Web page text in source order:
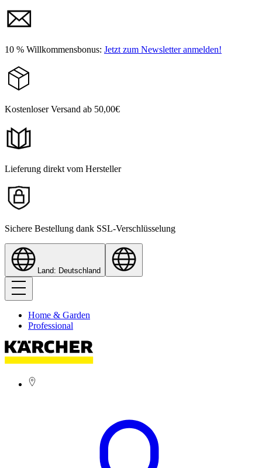
10 % Willkommensbonus: Jetzt zum Newsletter anmelden!
Kostenloser Versand ab 50,00€
Lieferung direkt vom Hersteller
Sichere Bestellung dank SSL-Verschlüsselung
Land: Deutschland
Home & Garden
Professional